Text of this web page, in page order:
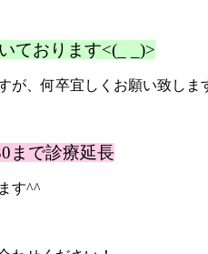
ております<(_ _)>
が、何卒宜しくお願い致しま
まで診療延長
す^^